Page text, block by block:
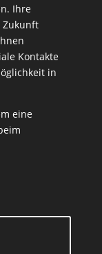
Ihre
Zukunft
Kontakte
in
eine